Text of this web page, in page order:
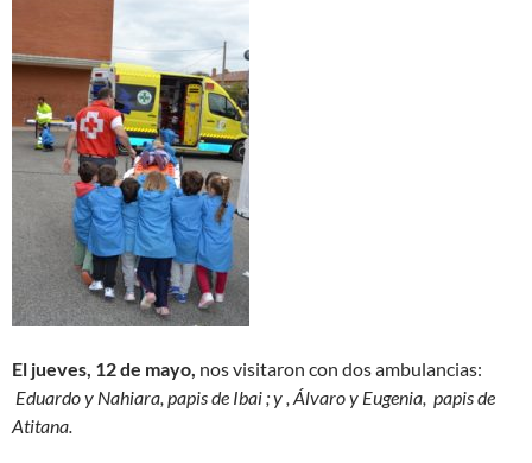
El jueves, 12 de mayo, nos visitaron con dos ambulancias:
Eduardo y Nahiara, papis de Ibai ; y , Álvaro y Eugenia, papis de
Atitana.